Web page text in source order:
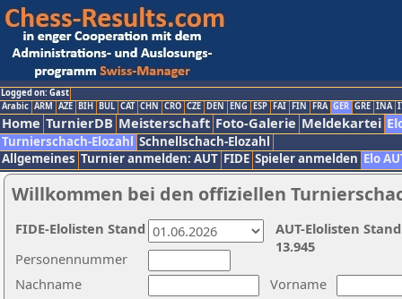
Logged on: Gast
Arabic ARM AZE BIH BUL CAT CHN CRO CZE DEN ENG ESP FAI FIN FRA GER GRE INA
Home TurnierDB Meisterschaft Foto-Galerie Meldekartei
Turnierschach-Elozahl Schnellschach-Elozahl
Allgemeines Turnier anmelden: AUT FIDE Spieler anmelden Elo
Willkommen bei den offiziellen
Nachname
Vorname
Personennummer
AUT-Elolisten
13.945
FIDE-Elolisten Stand